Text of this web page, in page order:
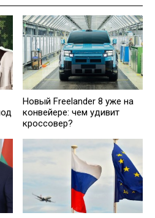
Новый Freelander 8 уже на
конвейере: чем удивит
кроссовер?